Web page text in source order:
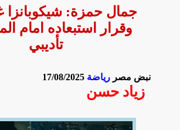
جمال حمزة: شيكوبانزا
وقرار استبعاده امام
تأديبي
نبض مصر رياضة 17/08/2025
زياد حسن